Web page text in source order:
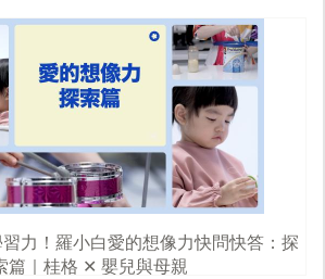
力！羅小白愛的想像力快問快答：探
篇｜桂格 ✕ 嬰兒與母親